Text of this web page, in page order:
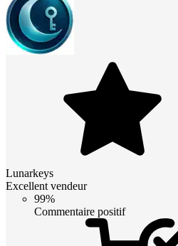
Lunarkeys
Excellent vendeur
99%
Commentaire positif